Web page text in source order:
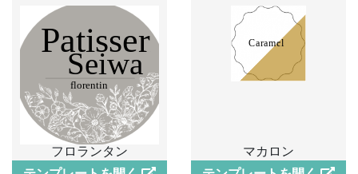
フロランタン
マカロン